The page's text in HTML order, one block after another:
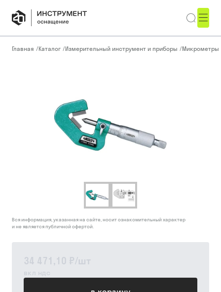
Главная /Каталог /Измерительный инструмент и приборы /Микрометры
34 471,10 ₽/шт
вкл ндс
Вся информация, указанная на сайте, носит ознакомительный характер
и не является публичной офертой.